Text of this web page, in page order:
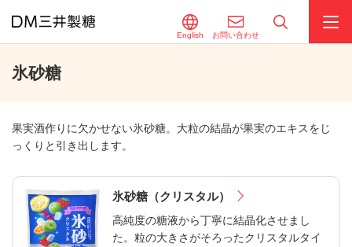
English お問い合わせ
氷砂糖
果実酒作りに欠かせない氷砂糖。大粒の結晶が果実のエキスをじ
っくりと引き出します。
氷砂糖（クリスタル）
高純度の糖液から丁寧に結晶化させまし
た。粒の大きさがそろったクリスタルタイ